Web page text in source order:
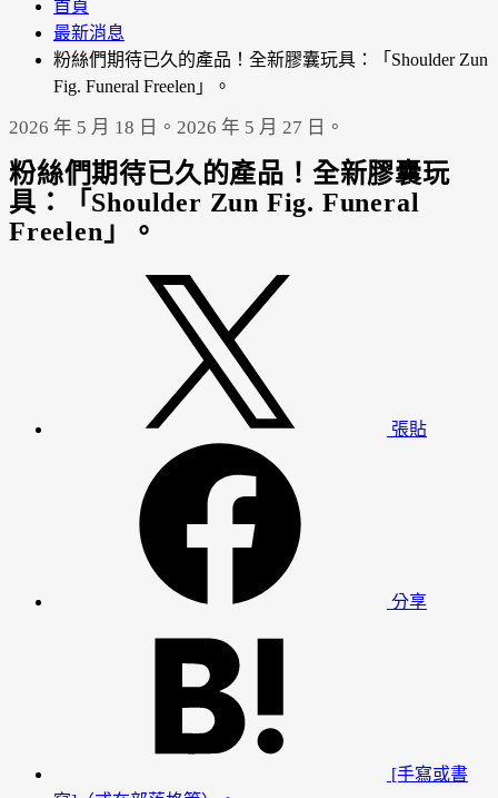
首頁
最新消息
粉絲們期待已久的產品！全新膠囊玩具：「Shoulder Zun
Fig. Funeral Freelen」。
2026 年 5 月 18 日。 2026 年 5 月 27 日。
粉絲們期待已久的產品！全新膠囊玩
具：「Shoulder Zun Fig. Funeral
Freelen」。
張貼
分享
[手寫或書